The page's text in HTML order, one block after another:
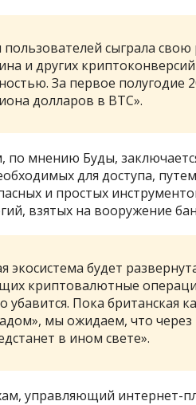
сыграла
и других
За первое полугодие
долларов в BTC».
мнению Буды,
для доступа,
и простых
взятых на вооружение
экосистема будет
криптовалютные
убавится. Пока британская
мы ожидаем, что через
в ином свете».
управляющий интернет-